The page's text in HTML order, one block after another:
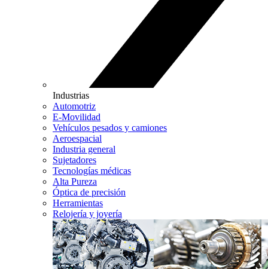
Industrias
Automotriz
E-Movilidad
Vehículos pesados y camiones
Aeroespacial
Industria general
Sujetadores
Tecnologías médicas
Alta Pureza
Óptica de precisión
Herramientas
Relojería y joyería